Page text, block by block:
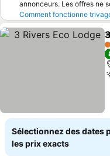
annonceurs. Les offres ne
Comment fonctionne
2
Sélectionnez des dates
les prix exacts